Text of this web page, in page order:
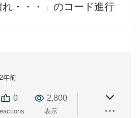
・・・」のコード進行
2年前
0 2,800
表示